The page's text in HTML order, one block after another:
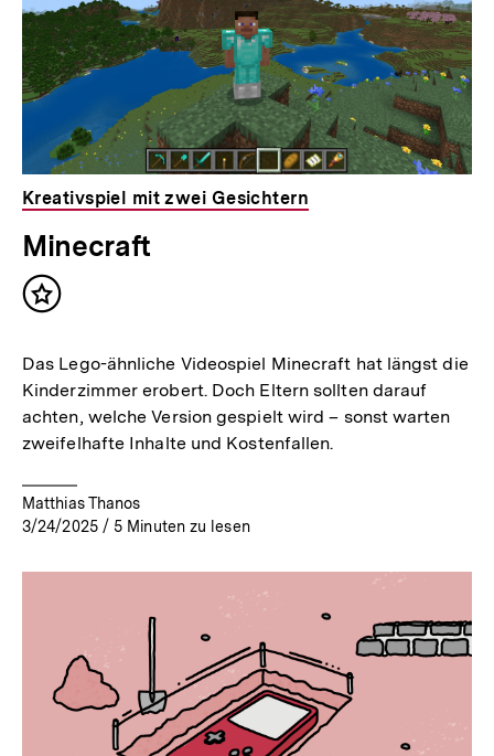
Kreativspiel mit zwei Gesichtern
Minecraft
Inhalt
Das Lego-ähnliche Videospiel Minecraft hat längst die
Kinderzimmer erobert. Doch Eltern sollten darauf
achten, welche Version gespielt wird – sonst warten
zweifelhafte Inhalte und Kostenfallen.
Matthias Thanos
3/24/2025 / 5 Minuten zu lesen